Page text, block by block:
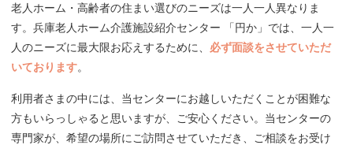
老人ホーム・高齢者の住まい選びのニーズは一人一人異なりま
す。兵庫老人ホーム介護施設紹介センター 「円か」では、一人一
人のニーズに最大限お応えするために、 必ず面談をさせていただ
いております。
利用者さまの中には、当センターにお越しいただくことが困難な
方もいらっしゃると思いますが、ご安心ください。当センターの
専門家が、希望の場所にご訪問させていただき、ご相談をお受け